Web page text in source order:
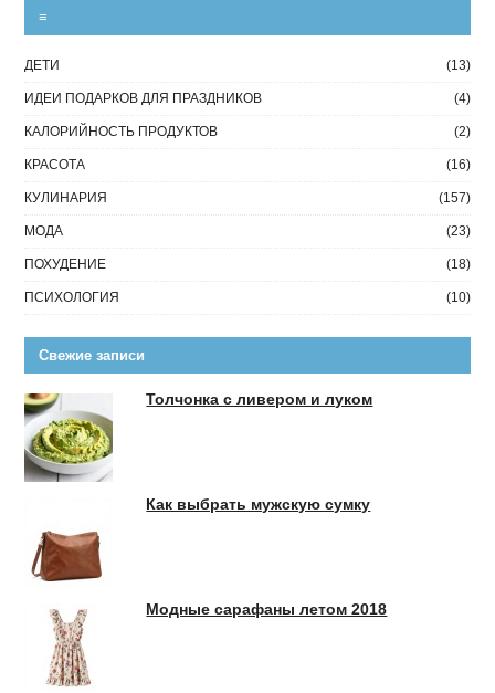
≡
ДЕТИ (13)
ИДЕИ ПОДАРКОВ ДЛЯ ПРАЗДНИКОВ (4)
КАЛОРИЙНОСТЬ ПРОДУКТОВ (2)
КРАСОТА (16)
КУЛИНАРИЯ (157)
МОДА (23)
ПОХУДЕНИЕ (18)
ПСИХОЛОГИЯ (10)
Свежие записи
Толчонка с ливером и луком
Как выбрать мужскую сумку
Модные сарафаны летом 2018